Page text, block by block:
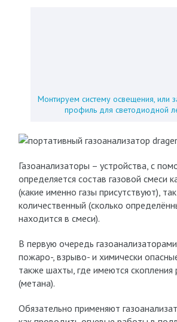
Монтируем систему освещения, или
профиль для светодиодной
Газоанализаторы – устройства, с
определяется состав газовой смеси
(какие именно газы присутствуют),
количественный (сколько
находится в смеси).
В первую очередь
пожаро-, взрыво- и химически
также шахты, где имеются скопления
(метана).
Обязательно применяют